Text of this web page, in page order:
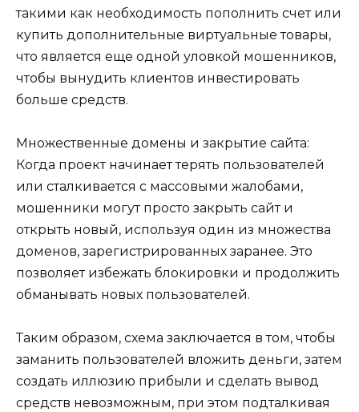
такими как необходимость пополнить счет или
купить дополнительные виртуальные товары,
что является еще одной уловкой мошенников,
чтобы вынудить клиентов инвестировать
больше средств.
Множественные домены и закрытие сайта:
Когда проект начинает терять пользователей
или сталкивается с массовыми жалобами,
мошенники могут просто закрыть сайт и
открыть новый, используя один из множества
доменов, зарегистрированных заранее. Это
позволяет избежать блокировки и продолжить
обманывать новых пользователей.
Таким образом, схема заключается в том, чтобы
заманить пользователей вложить деньги, затем
создать иллюзию прибыли и сделать вывод
средств невозможным, при этом подталкивая